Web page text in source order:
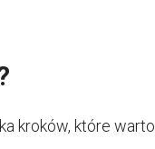
kroków, które warto